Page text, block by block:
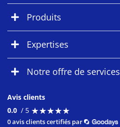
Produits
Expertises
Notre offre de services
Avis clients
0.0 / 5 ★★★★★
★★★★★
0 avis clients certifiés par